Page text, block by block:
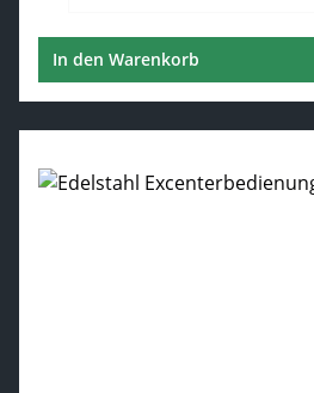
In den Warenkorb